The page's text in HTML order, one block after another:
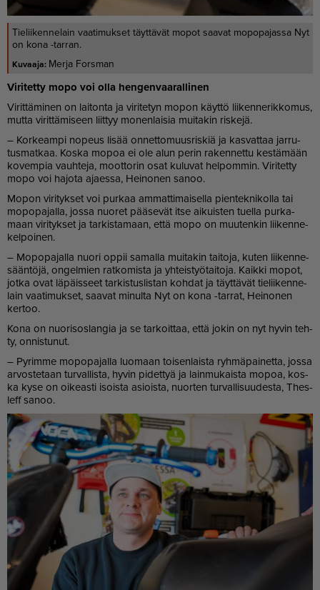
Tieliikennelain vaatimukset täyttävät mopot saavat mopopajassa Nyt
on kona -tarran.
Merja Forsman
Vi­ri­tet­ty mopo voi ol­la hen­gen­vaa­ral­li­nen
Vi­rit­tä­mi­nen on lai­ton­ta ja vi­ri­te­tyn mo­pon käyt­tö lii­ken­ne­rik­ko­mus,
mut­ta vi­rit­tä­mi­seen liit­tyy mo­nen­lai­sia mui­ta­kin ris­ke­jä.
– Kor­ke­am­pi no­peus li­sää on­net­to­muus­ris­kiä ja kas­vat­taa jar­ru­
tus­mat­kaa. Kos­ka mo­poa ei ole alun pe­rin ra­ken­net­tu kes­tä­mään
ko­vem­pia vauh­te­ja, moot­to­rin osat ku­lu­vat hel­pom­min. Vi­ri­tet­ty
mopo voi ha­jo­ta aja­es­sa, Hei­no­nen sa­noo.
Mo­pon vi­ri­tyk­set voi pur­kaa am­mat­ti­mai­sel­la pien­tek­ni­kol­la tai
mo­po­pa­jal­la, jos­sa nuo­ret pää­se­vät it­se ai­kuis­ten tu­el­la pur­ka­
maan vi­ri­tyk­set ja tar­kis­ta­maan, et­tä mopo on muu­ten­kin lii­ken­ne­
kel­poi­nen.
– Mo­po­pa­jal­la nuo­ri op­pii sa­mal­la mui­ta­kin tai­to­ja, ku­ten lii­ken­ne­
sään­tö­jä, on­gel­mien rat­ko­mis­ta ja yh­teis­työ­tai­to­ja. Kaik­ki mo­pot,
jot­ka ovat lä­päis­seet tar­kis­tus­lis­tan koh­dat ja täyt­tä­vät tie­lii­ken­ne­
lain vaa­ti­muk­set, saa­vat mi­nul­ta Nyt on kona -tar­rat, Hei­no­nen
ker­too.
Kona on nuo­ri­sos­lan­gia ja se tar­koit­taa, et­tä jo­kin on nyt hy­vin teh­
ty, on­nis­tu­nut.
– Py­rim­me mo­po­pa­jal­la luo­maan toi­sen­lais­ta ryh­mä­pai­net­ta, jos­sa
ar­vos­te­taan tur­val­lis­ta, hy­vin pi­det­tyä ja lain­mu­kais­ta mo­poa, kos­
ka kyse on oi­ke­as­ti isois­ta asi­ois­ta, nuor­ten tur­val­li­suu­des­ta, Thes­
leff sa­noo.